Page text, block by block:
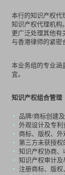
本行的知识产权代
知识产权代理机构
更广泛处理其他
与香港律师的紧密
本业务组的专业涵
宜。
知识产权组合管理
品牌/商标创建
外观设计及专
商标、版权、
第三方未获授
知识产权协商
知识产权审计及
注册商标、版